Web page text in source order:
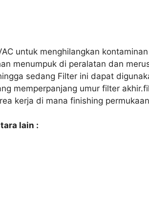
untuk menghilangkan
menumpuk di peralatan dan
sedang Filter ini dapat
memperpanjang umur filter
kerja di mana finishing
lain :